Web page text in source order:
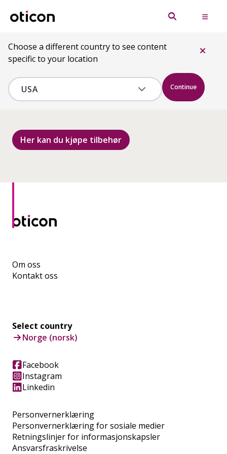
Choose a different country to see content
specific to your location
Continue
Her kan du kjøpe tilbehør
Om oss
Kontakt oss
Personvernerklæring
Personvernerklæring for sosiale medier
Retningslinjer for informasjonskapsler
Ansvarsfraskrivelse
Select country
Norge (norsk)
Facebook
Instagram
Linkedin